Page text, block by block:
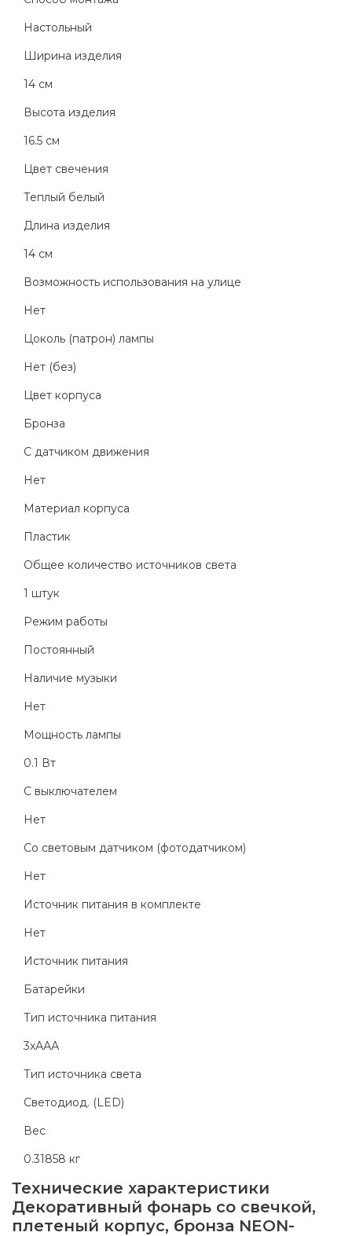
Настольный
Ширина изделия
14 см
Высота изделия
16.5 см
Цвет свечения
Теплый белый
Длина изделия
14 см
Возможность использования на улице
Нет
Цоколь (патрон) лампы
Нет (без)
Цвет корпуса
Бронза
С датчиком движения
Нет
Материал корпуса
Пластик
Общее количество источников света
1 штук
Режим работы
Постоянный
Наличие музыки
Нет
Мощность лампы
0.1 Вт
С выключателем
Нет
Со световым датчиком (фотодатчиком)
Нет
Источник питания в комплекте
Нет
Источник питания
Батарейки
Тип источника питания
3хААА
Тип источника света
Светодиод. (LED)
Вес
0.31858 кг
Технические характеристики
Декоративный фонарь со свечкой,
плетеный корпус, бронза NEON-